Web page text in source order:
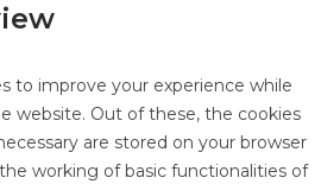
to improve your experience while
website. Out of these, the cookies
are stored on your browser
working of basic functionalities of